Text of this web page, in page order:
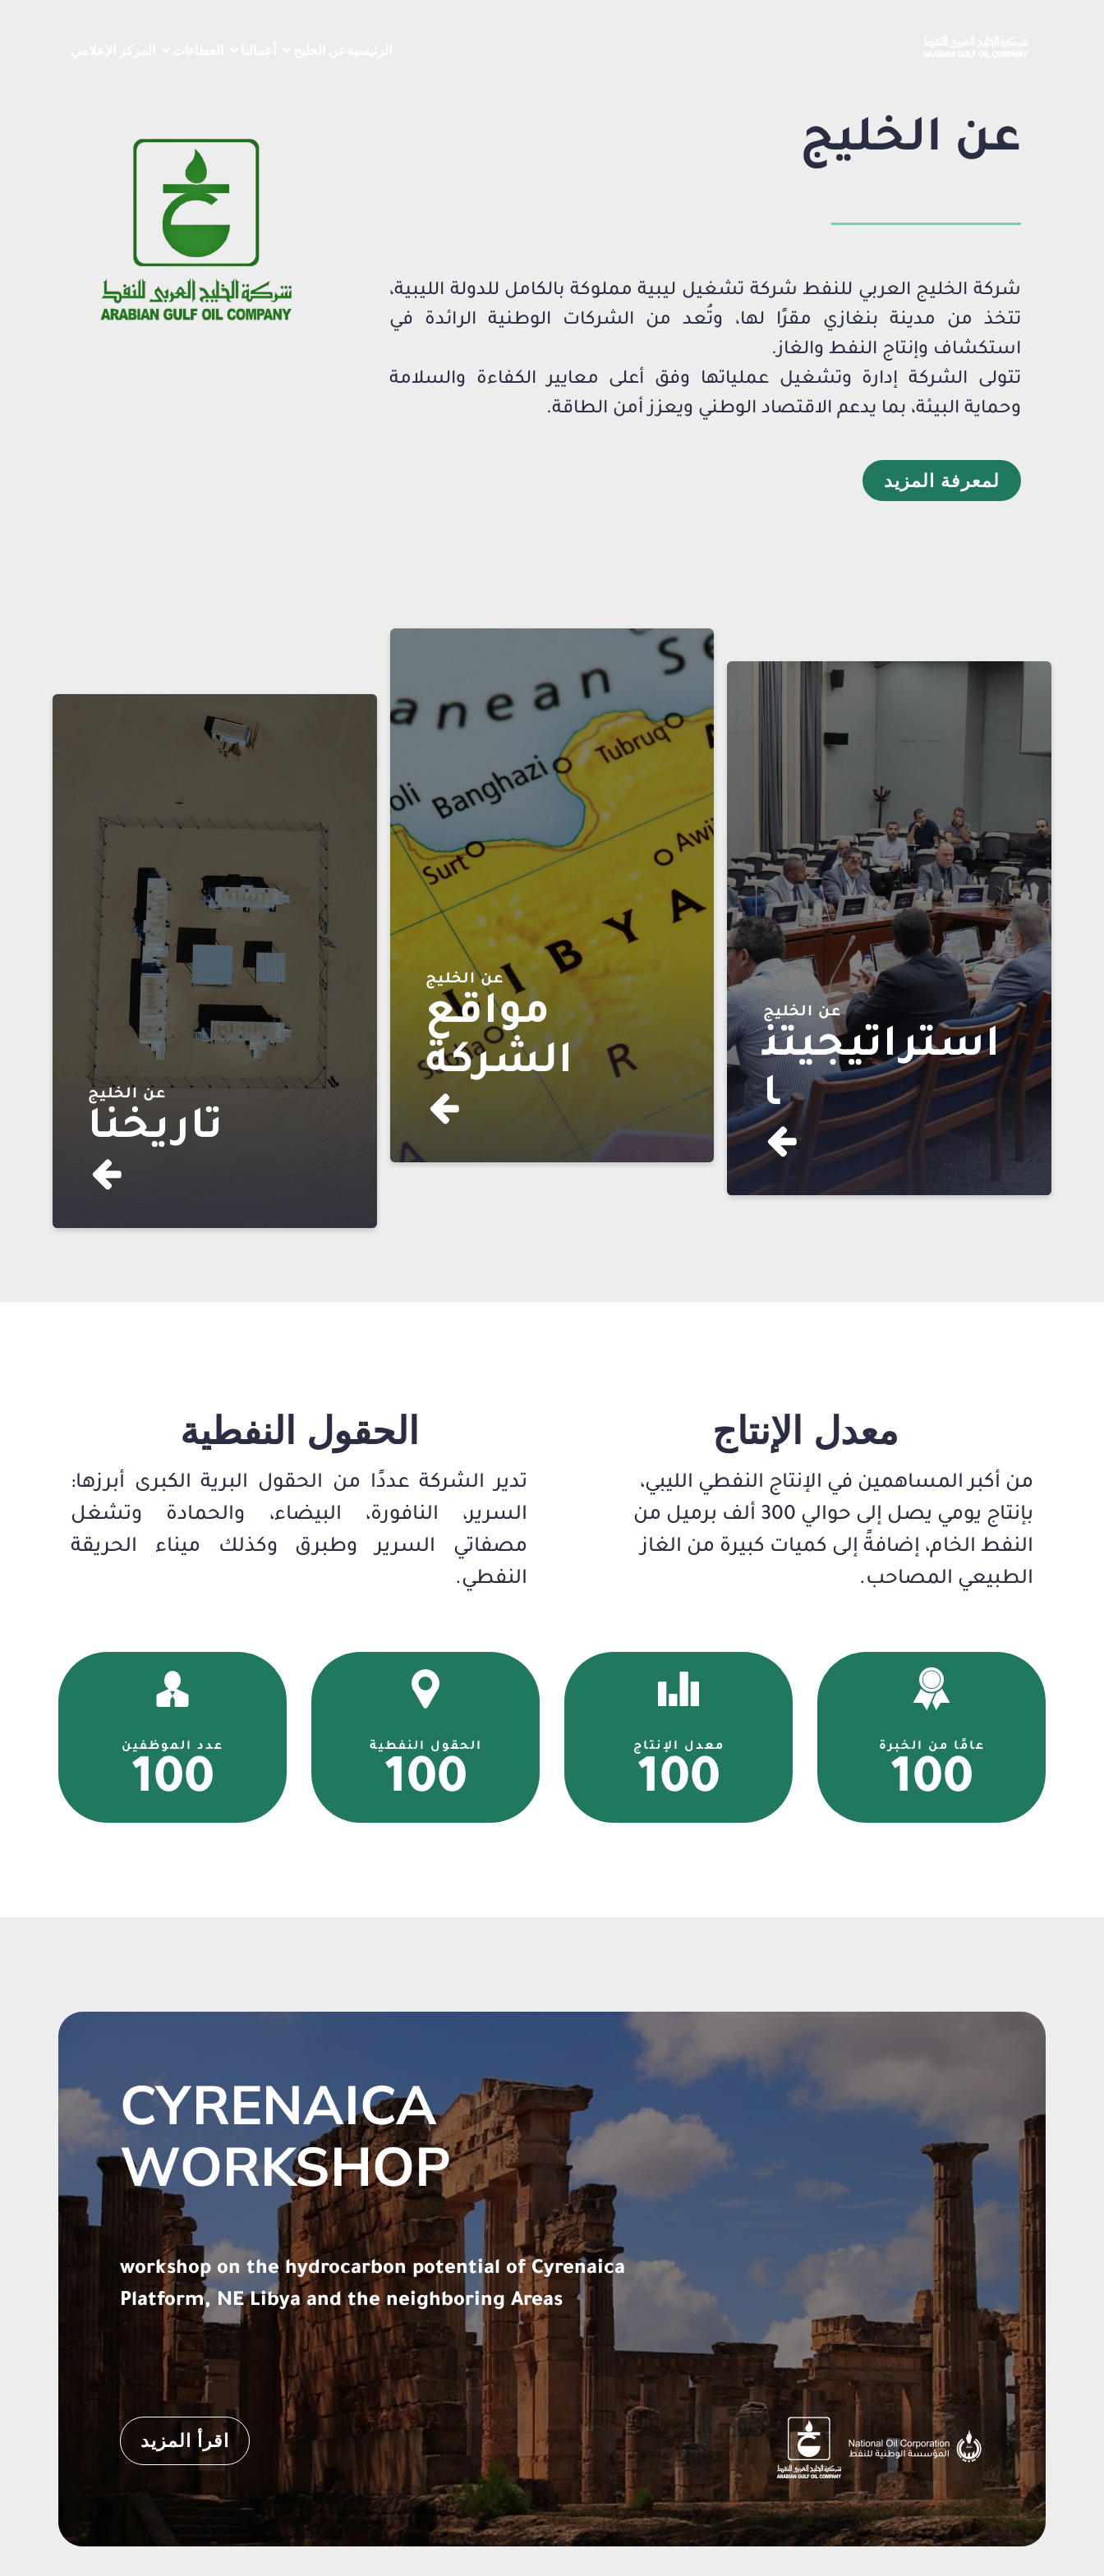
عن الخليج
شركة الخليج العربي للنفط شركة تشغيل ليبية مملوكة بالكامل للدولة الليبية،
تتخذ من مدينة بنغازي مقرًا لها، وتُعد من الشركات الوطنية الرائدة في
استكشاف وإنتاج النفط والغاز.
تتولى الشركة إدارة وتشغيل عملياتها وفق أعلى معايير الكفاءة والسلامة
وحماية البيئة، بما يدعم الاقتصاد الوطني ويعزز أمن الطاقة.
لمعرفة المزيد
عن الخليج
استراتيجيتن
ا
عن الخليج
مواقع
الشركة
عن الخليج
تاريخنا
معدل الإنتاج
من أكبر المساهمين في الإنتاج النفطي الليبي،
بإنتاج يومي يصل إلى حوالي 300 ألف برميل من
النفط الخام، إضافةً إلى كميات كبيرة من الغاز
الطبيعي المصاحب.
الحقول النفطية
تدير الشركة عددًا من الحقول البرية الكبرى أبرزها:
السرير، النافورة، البيضاء، والحمادة وتشغل
مصفاتي السرير وطبرق وكذلك ميناء الحريقة
النفطي.
عامًا من الخبرة
100
معدل الإنتاج
100
الحقول النفطية
100
عدد الموظفين
100
CYRENAICA
WORKSHOP
workshop on the hydrocarbon potential of Cyrenaica
Platform, NE Libya and the neighboring Areas
اقرأ المزيد